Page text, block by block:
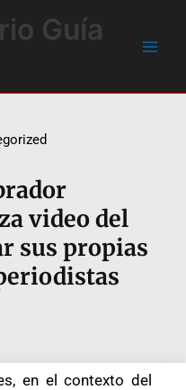
Guía
video del
sus propias
en el contexto del